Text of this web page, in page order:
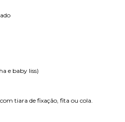
e baby liss)
tiara de fixação, fita ou cola.